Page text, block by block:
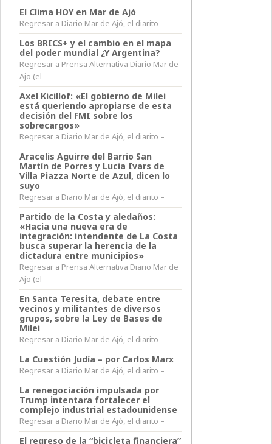
El Clima HOY en Mar de Ajó
Regresar a Diario Mar de Ajó, el diarito –
Los BRICS+ y el cambio en el mapa
del poder mundial ¿Y Argentina?
Regresar a Prensa Alternativa Diario Mar de
Ajo (el
Axel Kicillof: «El gobierno de Milei
está queriendo apropiarse de esta
decisión del FMI sobre los
sobrecargos»
Regresar a Diario Mar de Ajó, el diarito –
Aracelis Aguirre del Barrio San
Martín de Porres y Lucia Ivars de
Villa Piazza Norte de Azul, dicen lo
suyo
Regresar a Diario Mar de Ajó, el diarito –
Partido de la Costa y aledaños:
«Hacia una nueva era de
integración: intendente de La Costa
busca superar la herencia de la
dictadura entre municipios»
Regresar a Prensa Alternativa Diario Mar de
Ajo (el
En Santa Teresita, debate entre
vecinos y militantes de diversos
grupos, sobre la Ley de Bases de
Milei
Regresar a Diario Mar de Ajó, el diarito –
La Cuestión Judía – por Carlos Marx
Regresar a Diario Mar de Ajó, el diarito –
La renegociación impulsada por
Trump intentara fortalecer el
complejo industrial estadounidense
Regresar a Diario Mar de Ajó, el diarito –
El regreso de la “bicicleta financiera”